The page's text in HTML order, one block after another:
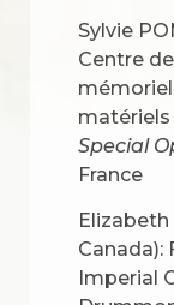
Sylvie
Centre
Special
France
Imperial